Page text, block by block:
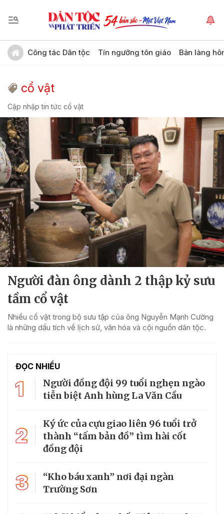
Công tác Dân tộc Tín ngưỡng tôn giáo Bản làng
cổ vật
Cập nhập tin tức cổ vật
Người đàn ông dành 2 thập kỷ sưu
tầm cổ vật
Nhiều cổ vật trong bộ sưu tập của ông Nguyễn Mạnh Cường
là những dấu tích về lịch sử, văn hóa và cội nguồn dân tộc.
ĐỌC NHIỀU
1
Người đồng đội 99 tuổi nghẹn ngào
tiễn biệt Anh hùng La Văn Cầu
2
Ký ức của cựu giao liên 96 tuổi trở
thành “tấm bản đồ” tìm hài cốt
đồng đội
3
“Kho báu xanh” nơi đại ngàn
Trường Sơn